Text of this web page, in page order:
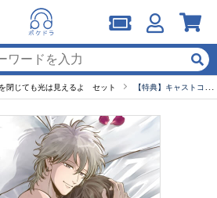
を閉じても光は見えるよ セット 【特典】キャストコメント